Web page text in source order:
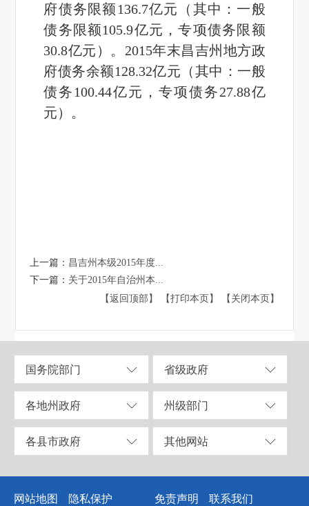
府债务限额136.7亿元（其中：一般
债务限额105.9亿元，专项债务限额
30.8亿元）。2015年末昌吉州地方政
府债务余额128.32亿元（其中：一般
债务100.44亿元，专项债务27.88亿
元）。
上一篇： 昌吉州本级2015年度...
下一篇： 关于2015年自治州本...
【返回顶部】
【打印本页】 【关闭本页】
国务院部门 省级政府
各地州政府 州级部门
各县市政府 其他网站
网站地图 隐私保护 免责声明 联系我们